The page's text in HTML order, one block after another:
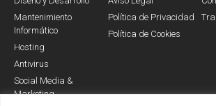
Mantenimiento
Informático
Hosting
Antivirus
Social Media &
Marketing
Política de Privacidad
Política de Cookies